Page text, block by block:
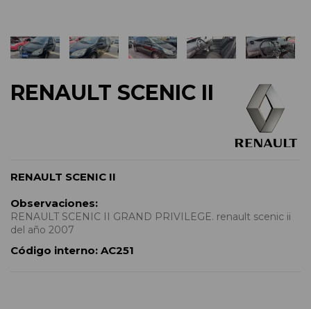
RENAULT SCENIC II
RENAULT SCENIC II
Observaciones:
RENAULT SCENIC II GRAND PRIVILEGE. renault scenic ii
del año 2007
Código interno: AC251